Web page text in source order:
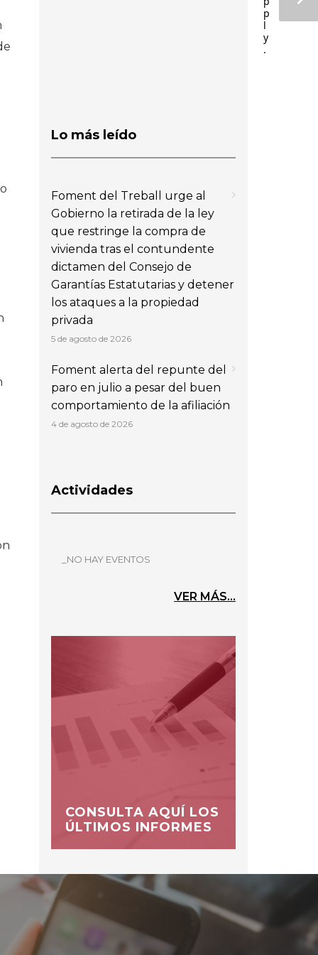
p
l
y
.
Lo más leído
Foment del Treball urge al
Gobierno la retirada de la ley
que restringe la compra de
vivienda tras el contundente
dictamen del Consejo de
Garantías Estatutarias y detener
los ataques a la propiedad
privada
5 de agosto de 2026
Foment alerta del repunte del
paro en julio a pesar del buen
comportamiento de la afiliación
4 de agosto de 2026
Actividades
_NO HAY EVENTOS
VER MÁS...
CONSULTA AQUÍ LOS
ÚLTIMOS INFORMES